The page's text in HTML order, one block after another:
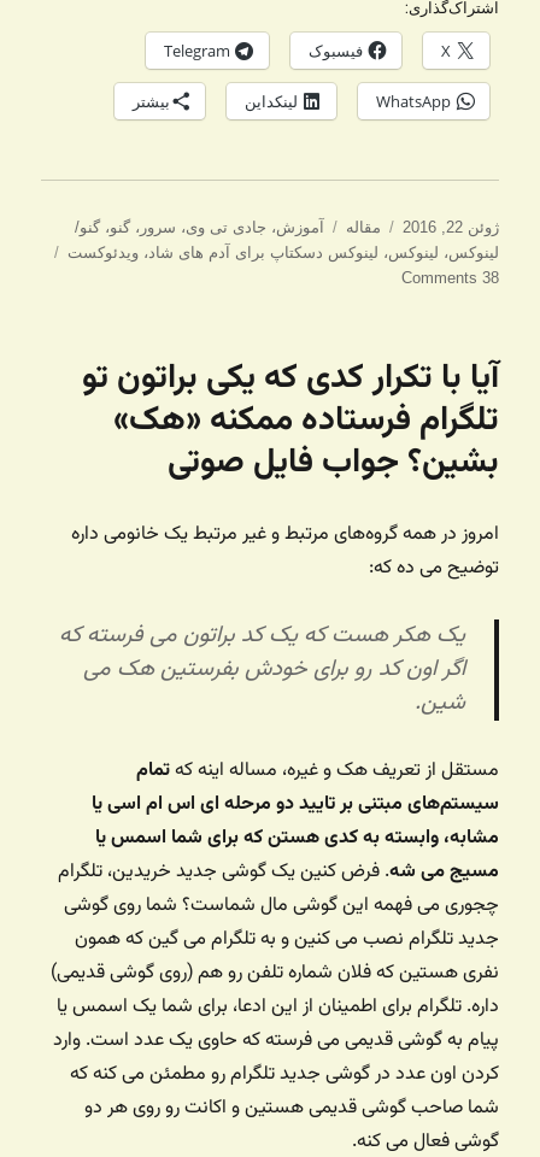
اشتراک‌گذاری:
X فیسبوک Telegram
WhatsApp لینکداین بیشتر
ارسال
شده
در
ژوئن 22, 2016 دسته‌ها
مقاله برچسب‌ها
آموزش، جادی تی وی، سرور ،گنو،گنو/
لینوکس، لینوکس، لینوکس دسکتاپ برای آدم های شاد،ویدئوکست
38 Comments
آیا با تکرار کدی که یکی براتون تو
تلگرام فرستاده ممکنه «هک»
بشین؟ جواب فایل صوتی
امروز در همه گروه‌های مرتبط و غیر مرتبط یک خانومی داره
توضیح می ده که:
یک هکر هست که یک کد براتون می فرسته که
اگر اون کد رو برای خودش بفرستین هک می
شین.
مستقل از تعریف هک و غیره، مساله اینه کهتمام
سیستم‌های مبتنی بر تایید دو مرحله ای اس ام اسی یا
مشابه، وابسته به کدی هستن که برای شما اسمس یا
مسیج می شه. فرض کنین یک گوشی جدید خریدین، تلگرام
چجوری می فهمه این گوشی مال شماست؟ شما روی گوشی
جدید تلگرام نصب می کنین و به تلگرام می گین که همون
نفری هستین که فلان شماره تلفن رو هم (روی گوشی قدیمی)
داره. تلگرام برای اطمینان از این ادعا، برای شما یک اسمس یا
پیام به گوشی قدیمی می فرسته که حاوی یک عدد است. وارد
کردن اون عدد در گوشی جدید تلگرام رو مطمئن می کنه که
شما صاحب گوشی قدیمی هستین و اکانت رو روی هر دو
گوشی فعال می کنه.